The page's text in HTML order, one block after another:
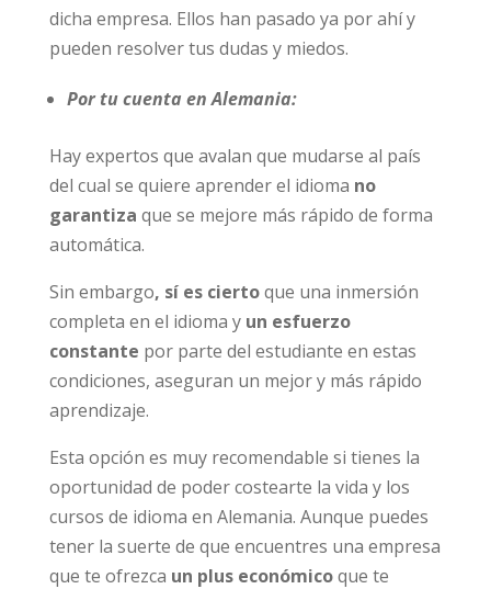
dicha empresa. Ellos han pasado ya por ahí y
pueden resolver tus dudas y miedos.
Por tu cuenta en Alemania:
Hay expertos que avalan que mudarse al país
del cual se quiere aprender el idioma no
garantiza que se mejore más rápido de forma
automática.
Sin embargo, sí es ciertoque una inmersión
completa en el idioma y un esfuerzo
constante por parte del estudiante en estas
condiciones, aseguran un mejor y más rápido
aprendizaje.
Esta opción es muy recomendable si tienes la
oportunidad de poder costearte la vida y los
cursos de idioma en Alemania. Aunque puedes
tener la suerte de que encuentres una empresa
que te ofrezca un plus económicoque te